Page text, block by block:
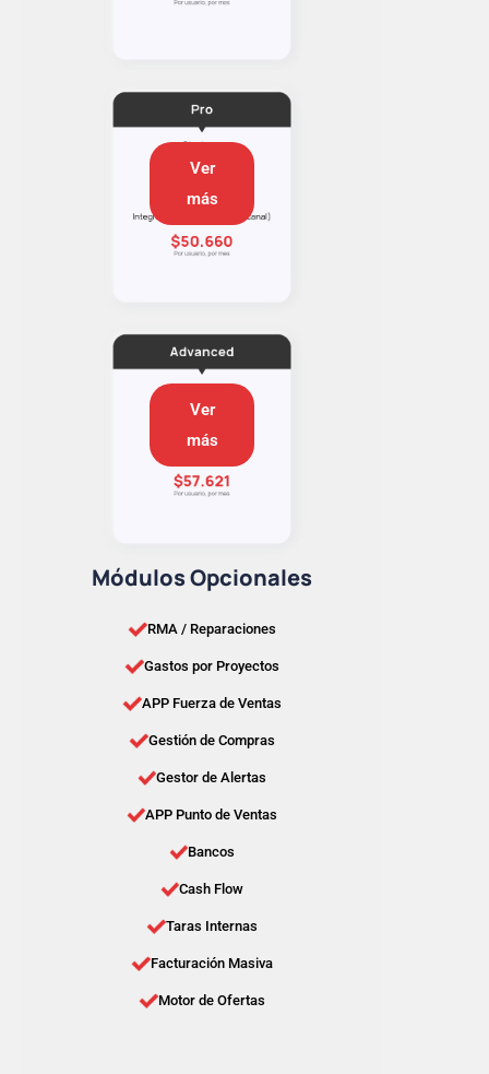
Ver
más
Ver
más
Módulos Opcionales
RMA / Reparaciones
Gastos por Proyectos
APP Fuerza de Ventas
Gestión de Compras
Gestor de Alertas
APP Punto de Ventas
Bancos
Cash Flow
Taras Internas
Facturación Masiva
Motor de Ofertas